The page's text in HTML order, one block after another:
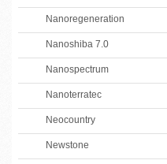
Nanoregeneration
Nanoshiba 7.0
Nanospectrum
Nanoterratec
Neocountry
Newstone